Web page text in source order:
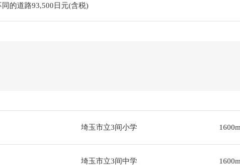
的道路93,500日元(含税)
埼玉市立3间小学 1600m
埼玉市立3间中学 1600m